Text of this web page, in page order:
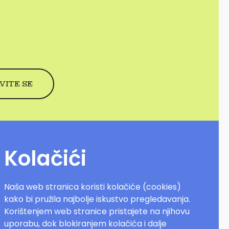
Kolačići
Naša web stranica koristi kolačiće (cookies)
kako bi pružila najbolje iskustvo pregledavanja.
Korištenjem web stranice pristajete na njihovu
uporabu, dok blokiranjem kolačića i dalje